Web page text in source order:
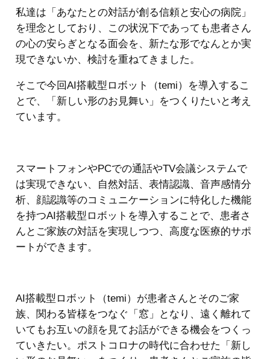
私達は「あなたとの対話が創る信頼と安心の病院」
を理念としており、この状況下であっても患者さん
の心の安らぎとなる面会を、新たな形でなんとか実
現できないか、検討を重ねてきました。
そこで今回AI搭載型ロボット（temi）を導入するこ
とで、「新しい形のお見舞い」をつくりたいと考え
ています。
スマートフォンやPCでの通話やTV会議システムで
は実現できない、自然対話、表情認識、音声感情分
析、顔認識等のコミュニケーションに特化した機能
を持つAI搭載型ロボットを導入することで、患者さ
んとご家族の対話を実現しつつ、高度な医療的サポ
ートができます。
AI搭載型ロボット（temi）が患者さんとそのご家
族、関わる皆様をつなぐ「窓」となり、遠く離れて
いてもお互いの顔を見てお話ができる機会をつくっ
ていきたい。ポストコロナの時代に合わせた「新し